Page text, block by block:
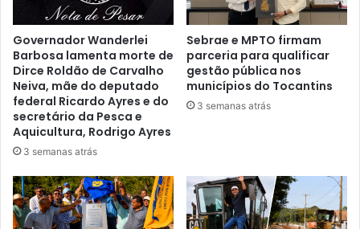
Governador Wanderlei
Barbosa lamenta morte de
Dirce Roldão de Carvalho
Neiva, mãe do deputado
federal Ricardo Ayres e do
secretário da Pesca e
Aquicultura, Rodrigo Ayres
3 semanas atrás
Sebrae e MPTO firmam
parceria para qualificar
gestão pública nos
municípios do Tocantins
3 semanas atrás